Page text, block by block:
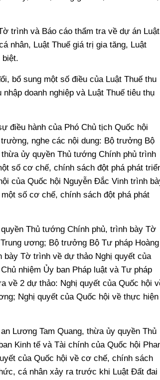
trình và Báo cáo thẩm tra về dự án Luật
nhân, Luật Thuế giá trị gia tăng, Luật
biệt.
bổ sung một số điều của Luật Thuế thu
doanh nghiệp và Luật Thuế tiêu thụ
điều hành của Phó Chủ tịch Quốc hội
nghe các nội dung: Bộ trưởng Bộ
ủy quyền Thủ tướng Chính phủ trình
số cơ chế, chính sách đột phá phát
của Quốc hội Nguyễn Đắc Vinh trình
số cơ chế, chính sách đột phá phát
Thủ tướng Chính phủ, trình bày Tờ
ương; Bộ trưởng Bộ Tư pháp Hoàng
bày Tờ trình về dự thảo Nghị quyết của
nhiệm Ủy ban Pháp luật và Tư pháp
về 2 dự thảo: Nghị quyết của Quốc hội
Nghị quyết của Quốc hội về thực hiện
Lương Tam Quang, thừa ủy quyền Thủ
Kinh tế và Tài chính của Quốc hội
của Quốc hội về cơ chế, chính sách
cá nhân xảy ra trước khi Luật Đất đai